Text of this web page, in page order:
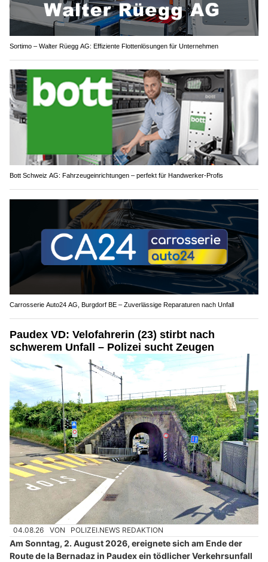
Sortimo – Walter Rüegg AG: Effiziente Flottenlösungen für Unternehmen
Bott Schweiz AG: Fahrzeugeinrichtungen – perfekt für Handwerker-Profis
Carrosserie Auto24 AG, Burgdorf BE – Zuverlässige Reparaturen nach Unfall
Paudex VD: Velofahrerin (23) stirbt nach
schwerem Unfall – Polizei sucht Zeugen
04.08.26 VON POLIZEI.NEWS REDAKTION
Am Sonntag, 2. August 2026, ereignete sich am Ende der
Route de la Bernadaz in Paudex ein tödlicher Verkehrsunfall